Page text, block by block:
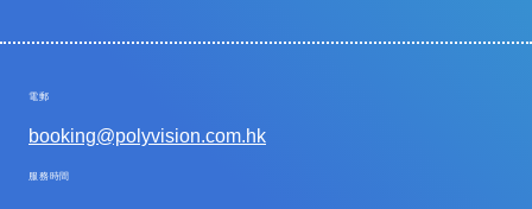
電郵
booking@polyvision.com.hk
服務時間